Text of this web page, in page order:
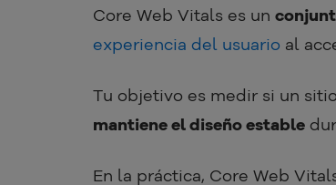
Core Web Vitals es un
experiencia del usuario al
Tu objetivo es medir si un sitio
mantiene el diseño estable
En la práctica, Core Web